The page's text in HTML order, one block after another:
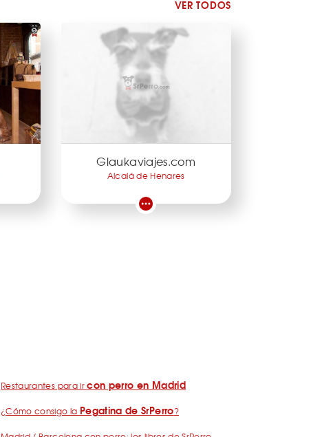
VER TODOS
Glaukaviajes.com
Alcalá de Henares
Restaurantes para ircon perro en Madrid
¿Cómo consigo la Pegatina de SrPerro?